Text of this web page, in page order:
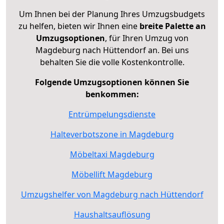
Um Ihnen bei der Planung Ihres Umzugsbudgets
zu helfen, bieten wir Ihnen eine breite Palette an
Umzugsoptionen, für Ihren Umzug von
Magdeburg nach Hüttendorf an. Bei uns
behalten Sie die volle Kostenkontrolle.
Folgende Umzugsoptionen können Sie
benkommen:
Entrümpelungsdienste
Halteverbotszone in Magdeburg
Möbeltaxi Magdeburg
Möbellift Magdeburg
Umzugshelfer von Magdeburg nach Hüttendorf
Haushaltsauflösung